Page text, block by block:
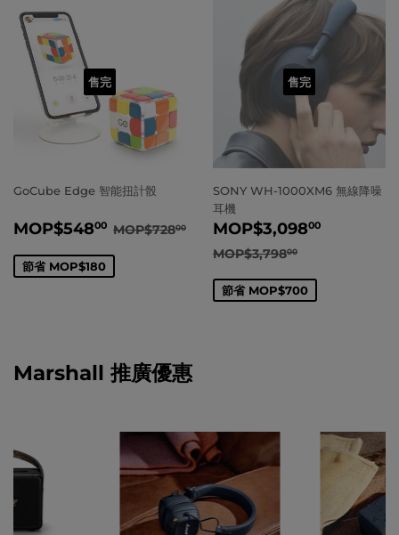
售完
GoCube Edge 智能扭計骰
賣
MOP$54800 MOP$548.00
正常價格
MOP$72800 MOP$728.00
節省 MOP$180
售完
SONY WH-1000XM6 無線降噪
耳機
賣
價
MOP$3,09800
正常價格
MOP$3,79800
節省 MOP$700
Marshall 推廣優惠